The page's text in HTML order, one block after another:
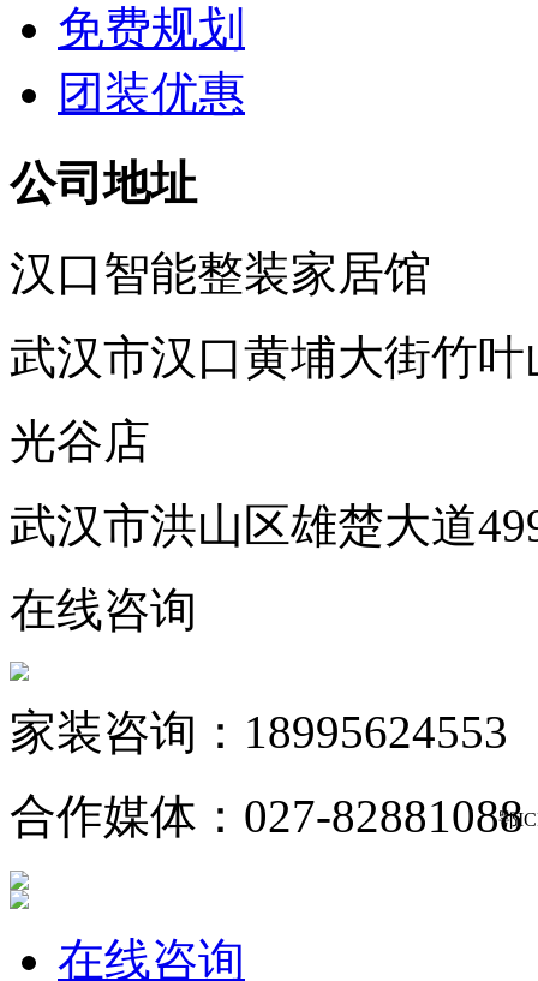
免费规划
团装优惠
公司地址
汉口智能整装家居馆
武汉市汉口黄埔大街竹
光谷店
武汉市洪山区雄楚大道
在线咨询
家装咨询：18995624553
合作媒体：027-82881088
鄂
在线咨询